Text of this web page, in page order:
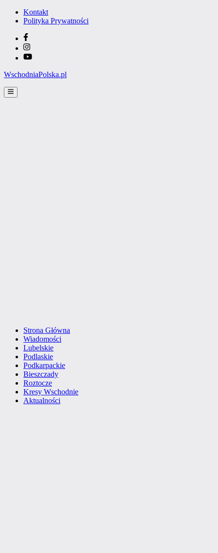
Skip
Kontakt
Polityka Prywatności
Facebook
Instagram
YouTube
WschodniaPolska.pl
Main
Menu
Strona Główna
Wiadomości
Lubelskie
Podlaskie
Podkarpackie
Bieszczady
Roztocze
Kresy Wschodnie
Aktualności